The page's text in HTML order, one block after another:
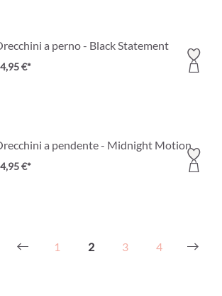
a perno - Black Statement
€*
a pendente - Midnight Motion
€*
1 2 3 4